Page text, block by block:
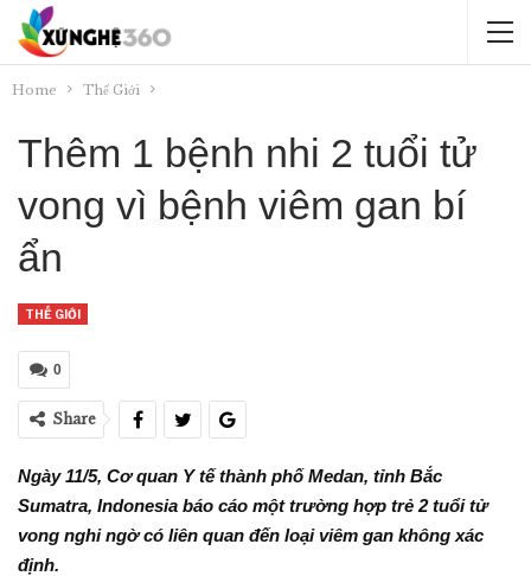
Home Thế Giới
Thêm 1 bệnh nhi 2 tuổi tử
vong vì bệnh viêm gan bí
ẩn
THẾ GIỚI
0
Share
Ngày 11/5, Cơ quan Y tế thành phố Medan, tỉnh Bắc
Sumatra, Indonesia báo cáo một trường hợp trẻ 2 tuổi tử
vong nghi ngờ có liên quan đến loại viêm gan không xác
định.